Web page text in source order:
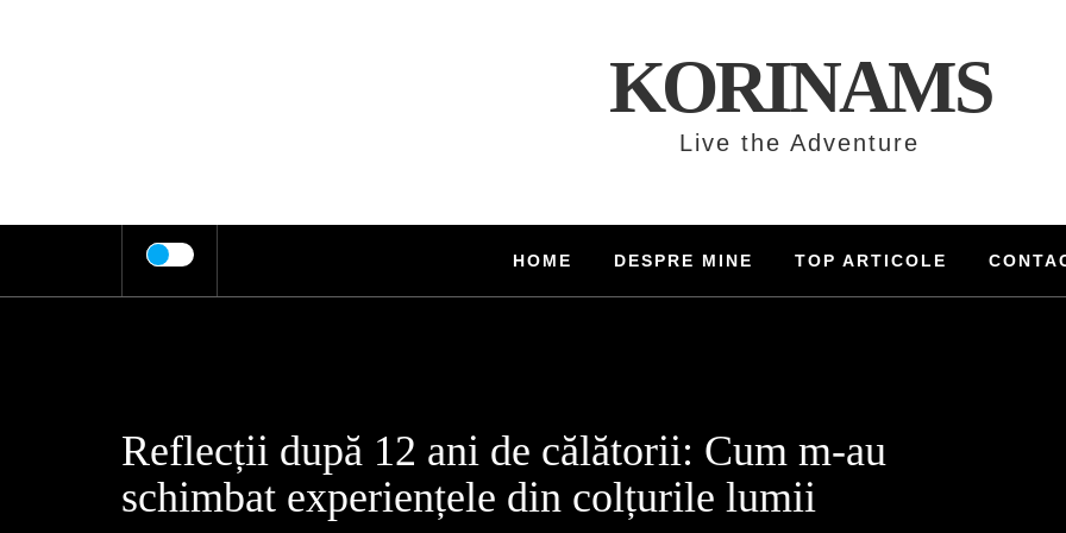
KORINAMS
Live the Adventure
HOME DESPRE MINE TOP ARTICOLE
Reflecții după 12 ani de călătorii: Cum m-au
schimbat experiențele din colțurile lumii